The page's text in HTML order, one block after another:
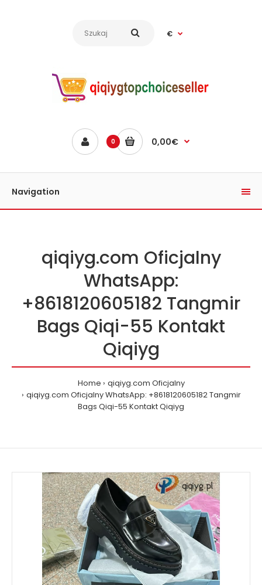
€
0 0,00€
Navigation
qiqiyg.com Oficjalny
WhatsApp:
+8618120605182 Tangmir
Bags Qiqi-55 Kontakt
Qiqiyg
Home
qiqiyg.com Oficjalny
qiqiyg.com Oficjalny WhatsApp: +8618120605182 Tangmir
Bags Qiqi-55 Kontakt Qiqiyg